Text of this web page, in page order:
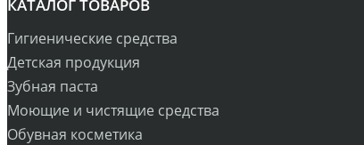
КАТАЛОГ ТОВАРОВ
Гигиенические средства
Детская продукция
Зубная паста
Моющие и чистящие средства
Обувная косметика